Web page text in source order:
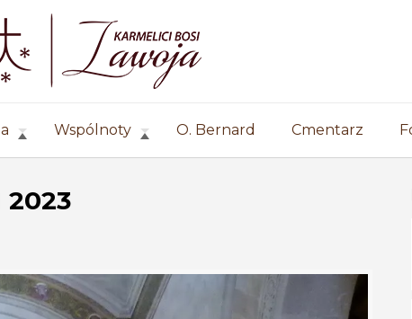
Wspólnoty O. Bernard Cmentarz
2023